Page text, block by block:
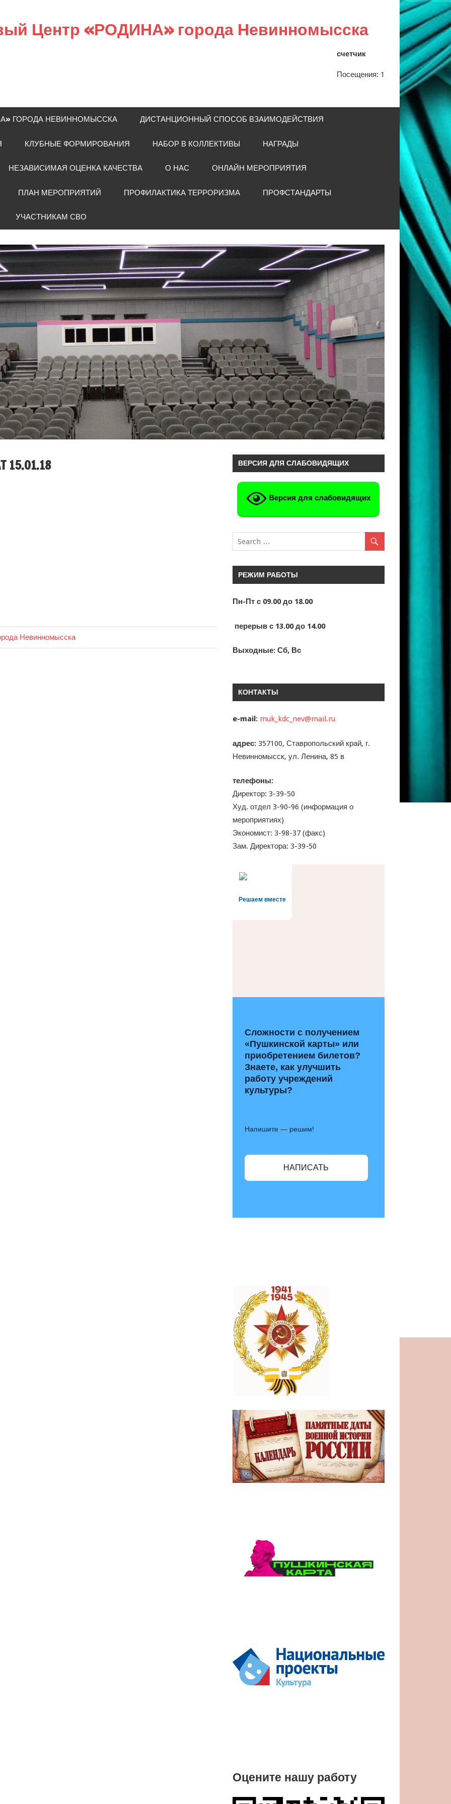
Центр «РОДИНА» города Невинномысска
счетчик
Посещения: 1
ГОРОДА НЕВИННОМЫССКА ДИСТАНЦИОННЫЙ СПОСОБ ВЗАИМОДЕЙСТВИЯ
КЛУБНЫЕ ФОРМИРОВАНИЯ НАБОР В КОЛЛЕКТИВЫ НАГРАДЫ
НЕЗАВИСИМАЯ ОЦЕНКА КАЧЕСТВА О НАС ОНЛАЙН МЕРОПРИЯТИЯ
ПЛАН МЕРОПРИЯТИЙ ПРОФИЛАКТИКА ТЕРРОРИЗМА ПРОФСТАНДАРТЫ
УЧАСТНИКАМ СВО
15.01.18
Невинномысска
ВЕРСИЯ ДЛЯ СЛАБОВИДЯЩИХ
Версия для слабовидящих
РЕЖИМ РАБОТЫ
Пн-Пт с 09.00 до 18.00
перерыв с 13.00 до 14.00
Выходные: Сб, Вс
КОНТАКТЫ
e-mail: muk_kdc_nev@mail.ru
адрес:357100, Ставропольский край, г.
Невинномысск, ул. Ленина, 85 в
телефоны:
Директор: 3-39-50
Худ. отдел 3-90-96 (информация о
мероприятиях)
Экономист: 3-98-37 (факс)
Зам. Директора: 3-39-50
Решаем вместе
Сложности с получением
«Пушкинской карты» или
приобретением билетов?
Знаете, как улучшить
работу учреждений
культуры?
Напишите — решим!
НАПИСАТЬ
Оцените нашу работу